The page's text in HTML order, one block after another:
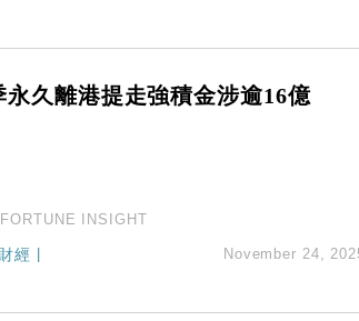
永久離港提走強積金涉逾16億
INSIGHT
財經 November 24,